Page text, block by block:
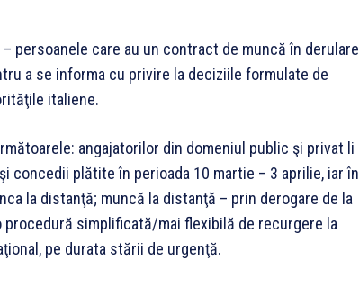
persoanele care au un contract de muncă în derulare
a se informa cu privire la deciziile formulate de
italiene.
angajatorilor din domeniul public şi privat li
concedii plătite în perioada 10 martie – 3 aprilie, iar în
la distanţă; muncă la distanţă – prin derogare de la
procedură simplificată/mai flexibilă de recurgere la
pe durata stării de urgenţă.